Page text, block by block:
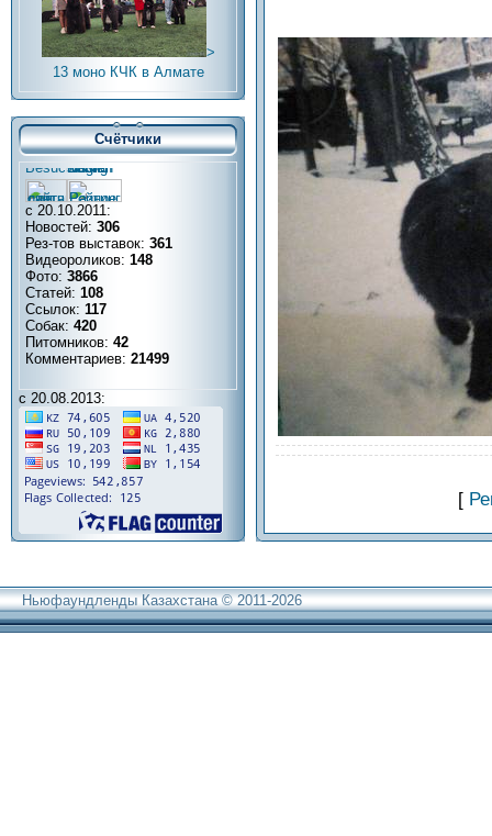
>
13 моно КЧК в Алмате
Счётчики
с 20.10.2011:
Новостей: 306
Рез-тов выставок: 361
Видеороликов: 148
Фото: 3866
Статей: 108
Ссылок: 117
Собак: 420
Питомников: 42
Комментариев: 21499
с 20.08.2013:
[
Ньюфаундленды Казахстана © 2011-2026